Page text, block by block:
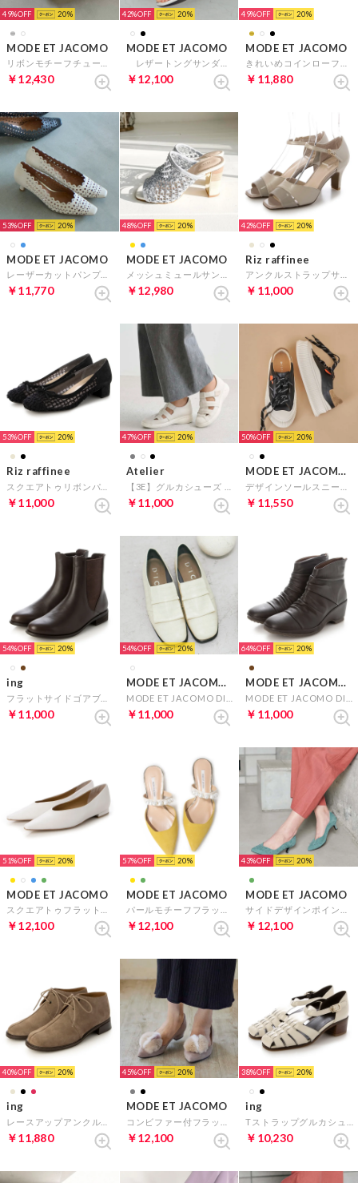
49% 20
MODE ET JACOMO
￥12,430
42% 20
MODE ET JACOMO
￥12,100
49% 20
MODE ET JACOMO
￥11,880
53% 20
MODE ET JACOMO
￥11,770
48% 20
MODE ET JACOMO
￥12,980
42% 20
Riz raffinee
￥11,000
53% 20
Riz raffinee
￥11,000
47% 20
Atelier
￥11,000
50% 20
MODE ET JACOMO carino
￥11,550
54% 20
ing
￥11,000
54% 20
MODE ET JACOMO D'ICI
￥11,000
64% 20
MODE ET JACOMO D'ICI
￥11,000
51% 20
MODE ET JACOMO
￥12,100
57% 20
MODE ET JACOMO
￥12,100
43% 20
MODE ET JACOMO
￥12,100
40% 20
ing
￥11,880
45% 20
MODE ET JACOMO
￥12,100
38% 20
ing
￥10,230